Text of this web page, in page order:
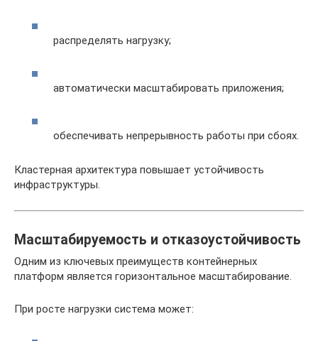
распределять нагрузку;
автоматически масштабировать приложения;
обеспечивать непрерывность работы при сбоях.
Кластерная архитектура повышает устойчивость
инфраструктуры.
Масштабируемость и отказоустойчивость
Одним из ключевых преимуществ контейнерных
платформ является горизонтальное масштабирование.
При росте нагрузки система может: